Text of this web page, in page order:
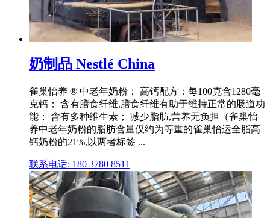
奶制品 Nestlé China
雀巢怡养 ® 中老年奶粉： 高钙配方：每100克含1280毫
克钙； 含有膳食纤维,膳食纤维有助于维持正常的肠道功
能； 含有多种维生素； 减少脂肪,营养无负担（雀巢怡
养中老年奶粉的脂肪含量仅约为等重的雀巢怡运全脂高
钙奶粉的21%,以两者标签 ...
联系电话: 180 3780 8511